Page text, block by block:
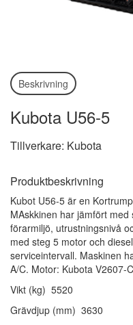
Beskrivning
Kubota U56-5
Tillverkare: Kubota
Produktbeskrivning
Kubot U56-5 är en
MAskkinen har jämfört
förarmiljö, utrustningsnivå
med steg 5 motor och
serviceintervall. Maskinen
A/C. Motor: Kubota V2607-
Vikt (kg) 5520
Grävdjup (mm) 3630